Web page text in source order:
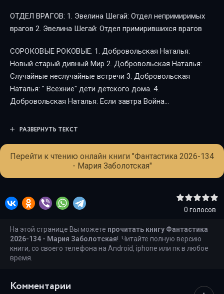
ОТДЕЛ ВРАГОВ: 1. Эвелина Шегай: Отдел непримиримых
врагов 2. Эвелина Шегай: Отдел примирившихся врагов
СОРОКОВЫЕ РОКОВЫЕ: 1. Добровольская Наталья:
Новый старый дивный Мир 2. Добровольская Наталья:
Случайные неслучайные встречи 3. Добровольская
Наталья: " Всехние" дети детского дома. 4.
Добровольская Наталья: Если завтра Война...
РАЗВЕРНУТЬ ТЕКСТ
Перейти к чтению онлайн книги "Фантастика 2026-134
- Мария Заболотская"
0 голосов
На этой странице Вы можете прочитать книгу Фантастика
2026-134 - Мария Заболотская!. Читайте полную версию
книги, со своего телефона на Android, iphone или пк в любое
время.
Комментарии